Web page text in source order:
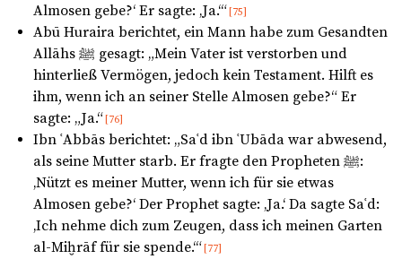
Almosen gebe?‘ Er sagte: ‚Ja.‘“ [75]
Abū Huraira berichtet, ein Mann habe zum Gesandten
Allāhs ﷺ gesagt: „Mein Vater ist verstorben und
hinterließ Vermögen, jedoch kein Testament. Hilft es
ihm, wenn ich an seiner Stelle Almosen gebe?“ Er
sagte: „Ja.“ [76]
Ibn ʿAbbās berichtet: „Saʿd ibn ʿUbāda war abwesend,
als seine Mutter starb. Er fragte den Propheten ﷺ:
‚Nützt es meiner Mutter, wenn ich für sie etwas
Almosen gebe?‘ Der Prophet sagte: ‚Ja.‘ Da sagte Saʿd:
‚Ich nehme dich zum Zeugen, dass ich meinen Garten
al-Miḫrāf für sie spende.‘“ [77]